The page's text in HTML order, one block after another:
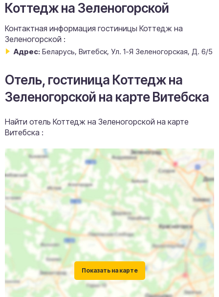
Коттедж на Зеленогорской
Контактная информация гостиницы Коттедж на
Зеленогорской :
Адрес: Беларусь, Витебск, Ул. 1-Я Зеленогорская, Д. 6/5
Отель, гостиница Коттедж на
Зеленогорской на карте Витебска
Найти отель Коттедж на Зеленогорской на карте
Витебска :